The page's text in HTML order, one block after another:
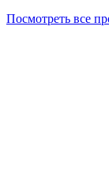
Посмотреть все